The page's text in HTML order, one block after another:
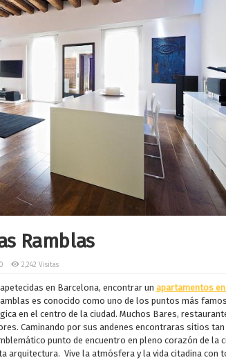
Ramblas
0 2,242 Visitas
en Barcelona, encontrar un apartamentos
es conocido como uno de los puntos más
en el centro de la ciudad. Muchos Bares,
Caminando por sus andenes encontraras sitios
punto de encuentro en pleno corazón de la
arquitectura. Vive la atmósfera y la vida citadina con